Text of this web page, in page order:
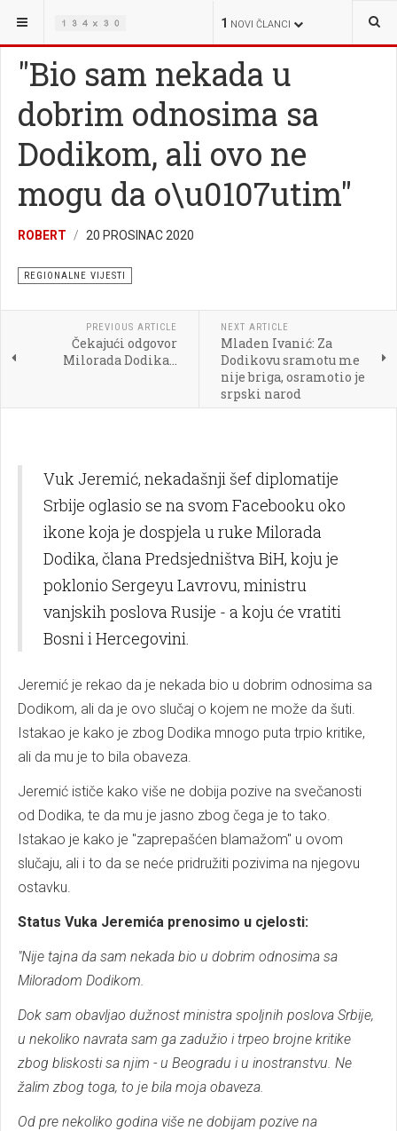
1 NOVI ČLANCI
NALAZITE SE OVDJE: REGIONALNE VIJESTI
"Bio sam nekada u
dobrim odnosima sa
Dodikom, ali ovo ne
mogu da o\u0107utim"
ROBERT 20 PROSINAC 2020
REGIONALNE VIJESTI
PREVIOUS ARTICLE
Čekajući odgovor
Milorada Dodika...
NEXT ARTICLE
Mladen Ivanić: Za
Dodikovu sramotu me
nije briga, osramotio je
srpski narod
Vuk Jeremić, nekadašnji šef diplomatije
Srbije oglasio se na svom Facebooku oko
ikone koja je dospjela u ruke Milorada
Dodika, člana Predsjedništva BiH, koju je
poklonio Sergeyu Lavrovu, ministru
vanjskih poslova Rusije - a koju će vratiti
Bosni i Hercegovini.
Jeremić je rekao da je nekada bio u dobrim odnosima sa
Dodikom, ali da je ovo slučaj o kojem ne može da šuti.
Istakao je kako je zbog Dodika mnogo puta trpio kritike,
ali da mu je to bila obaveza.
Jeremić ističe kako više ne dobija pozive na svečanosti
od Dodika, te da mu je jasno zbog čega je to tako.
Istakao je kako je "zaprepašćen blamažom" u ovom
slučaju, ali i to da se neće pridružiti pozivima na njegovu
ostavku.
Status Vuka Jeremića prenosimo u cjelosti:
"Nije tajna da sam nekada bio u dobrim odnosima sa
Miloradom Dodikom.
Dok sam obavljao dužnost ministra spoljnih poslova Srbije,
u nekoliko navrata sam ga zadužio i trpeo brojne kritike
zbog bliskosti sa njim - u Beogradu i u inostranstvu. Ne
žalim zbog toga, to je bila moja obaveza.
Od pre nekoliko godina više ne dobijam pozive na